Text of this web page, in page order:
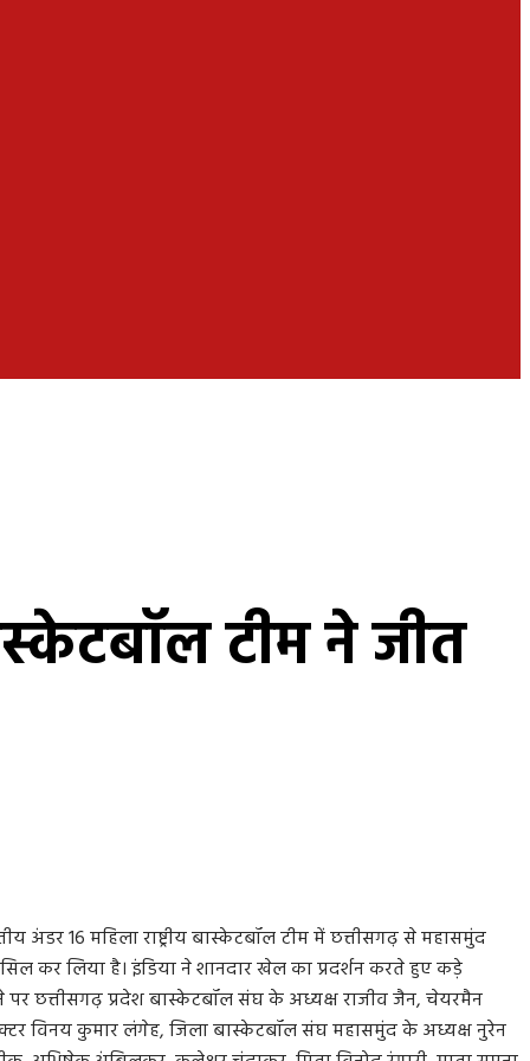
टीम ने जीत
16 महिला राष्ट्रीय बास्केटबॉल टीम में छत्तीसगढ़ से महासमुंद
कर लिया है। इंडिया ने शानदार खेल का प्रदर्शन करते हुए कड़े
छत्तीसगढ़ प्रदेश बास्केटबॉल संघ के अध्यक्ष राजीव जैन, चेयरमैन
विनय कुमार लंगेह, जिला बास्केटबॉल संघ महासमुंद के अध्यक्ष नुरेन